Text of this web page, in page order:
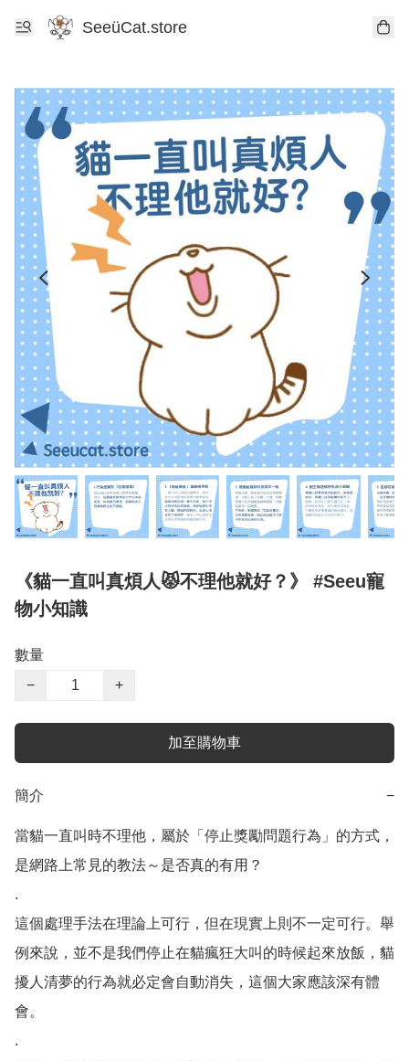
SeeüCat.store
《貓一直叫真煩人😾不理他就好？》 #Seeu寵
物小知識
數量
−
+
加至購物車
簡介 −
當貓一直叫時不理他，屬於「停止獎勵問題行為」的方式，
是網路上常見的教法～是否真的有用？
.
這個處理手法在理論上可行，但在現實上則不一定可行。舉
例來說，並不是我們停止在貓瘋狂大叫的時候起來放飯，貓
擾人清夢的行為就必定會自動消失，這個大家應該深有體
會。
.